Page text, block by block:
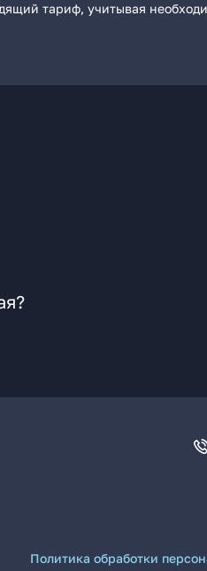
тариф, учитывая
Политика обработки